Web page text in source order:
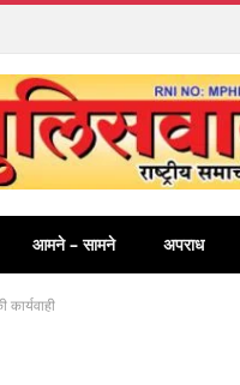
आमने – सामने अपराध